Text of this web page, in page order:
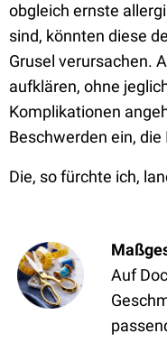
obgleich ernste
sind, könnten diese
Grusel verursachen.
aufklären, ohne
Komplikationen
Beschwerden ein,
Die, so fürchte ich,
Auf